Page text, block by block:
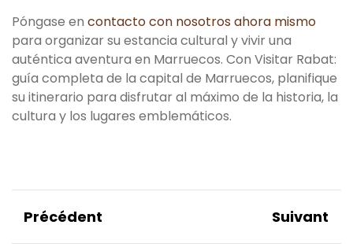
Póngase en contacto con nosotros ahora mismo
para organizar su estancia cultural y vivir una
auténtica aventura en Marruecos. Con Visitar Rabat:
guía completa de la capital de Marruecos, planifique
su itinerario para disfrutar al máximo de la historia, la
cultura y los lugares emblemáticos.
Précédent Suivant